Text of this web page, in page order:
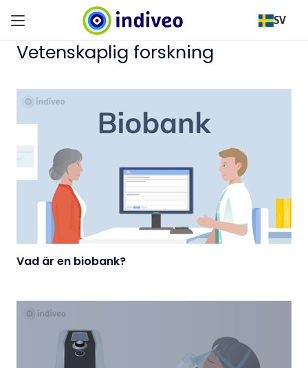
SV
Vetenskaplig forskning
Vad är en biobank?